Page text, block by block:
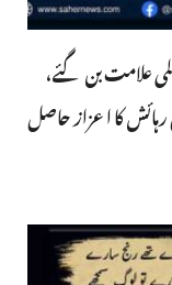
علامت بن گئے،
رہائش کا اعزاز حاصل